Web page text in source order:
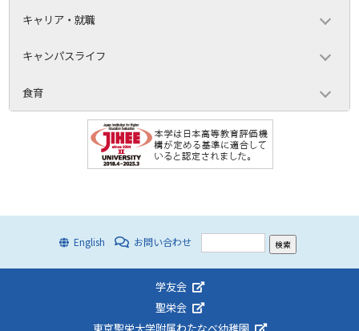
キャリア・就職
キャンパスライフ
食育
English お問い合わせ
学友会
聖栄会